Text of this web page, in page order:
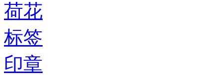
荷花
标签
印章